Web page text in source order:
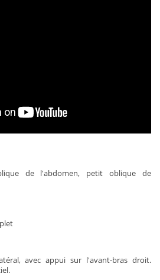
de l'abdomen, petit oblique de
avec appui sur l'avant-bras droit.